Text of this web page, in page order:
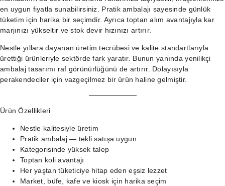
en uygun fiyatla sunabilirsiniz. Pratik ambalajı sayesinde günlük
tüketim için harika bir seçimdir. Ayrıca toptan alım avantajıyla kar
marjınızı yükseltir ve stok devir hızınızı artırır.
Nestle yıllara dayanan üretim tecrübesi ve kalite standartlarıyla
ürettiği ürünleriyle sektörde fark yaratır. Bunun yanında yenilikçi
ambalaj tasarımı raf görünürlüğünü de artırır. Dolayısıyla
perakendeciler için vazgeçilmez bir ürün haline gelmiştir.
Ürün Özellikleri
Nestle kalitesiyle üretim
Pratik ambalaj — tekli satışa uygun
Kategorisinde yüksek talep
Toptan koli avantajı
Her yaştan tüketiciye hitap eden eşsiz lezzet
Market, büfe, kafe ve kiosk için harika seçim